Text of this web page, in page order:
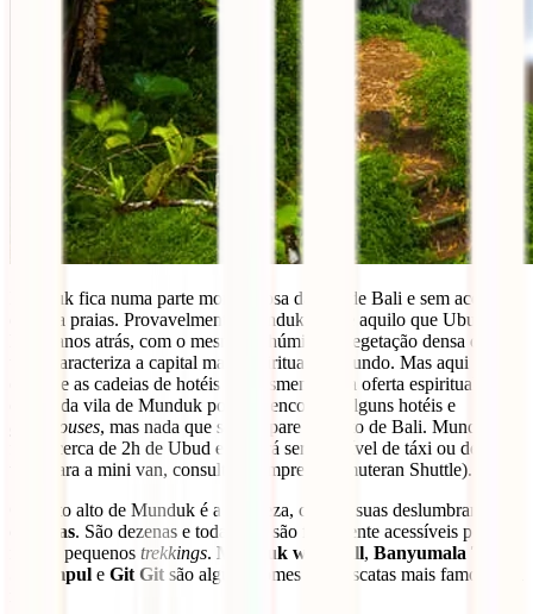
Munduk fica numa parte montanhosa da ilha de Bali e sem acesso
direto a praias. Provavelmente Munduk é hoje aquilo que Ubud foi
há 20 anos atrás, com o mesmo ar húmido e vegetação densa que
tanto caracteriza a capital mais espiritual do mundo. Mas aqui
esquece as cadeias de hotéis e a desmensurada oferta espiritual: no
centro da vila de Munduk poderás encontrar alguns hotéis e
guesthouses, mas nada que se compare ao resto de Bali. Munduk
fica a cerca de 2h de Ubud e poderá ser acessível de táxi ou de mini-
van (para a mini van, consultar a empresa Pemuteran Shuttle).
O ponto alto de Munduk é a natureza, com as suas deslumbrantes
cascatas. São dezenas e todas elas são facilmente acessíveis por
mota e pequenos trekkings. Munduk waterfall, Banyumala Twin
Sekumpul e Git Git são alguns nomes das cascatas mais famosas da